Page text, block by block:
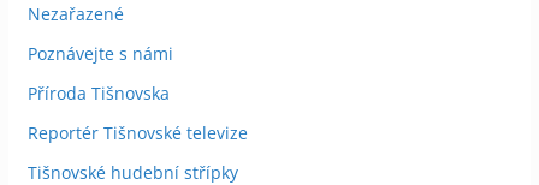
Nezařazené
Poznávejte s námi
Příroda Tišnovska
Reportér Tišnovské televize
Tišnovské hudební střípky